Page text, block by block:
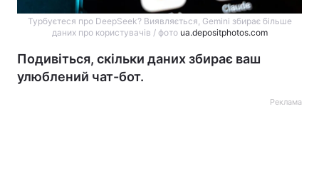
Турбуєтеся про DeepSeek? Виявляється, Gemini збирає більше
даних про користувачів / фото ua.depositphotos.com
Подивіться, скільки даних збирає ваш
улюблений чат-бот.
Реклама